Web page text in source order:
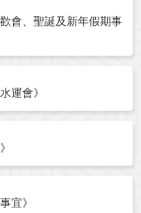
會、聖誕及新年假期事
運會》
宜》